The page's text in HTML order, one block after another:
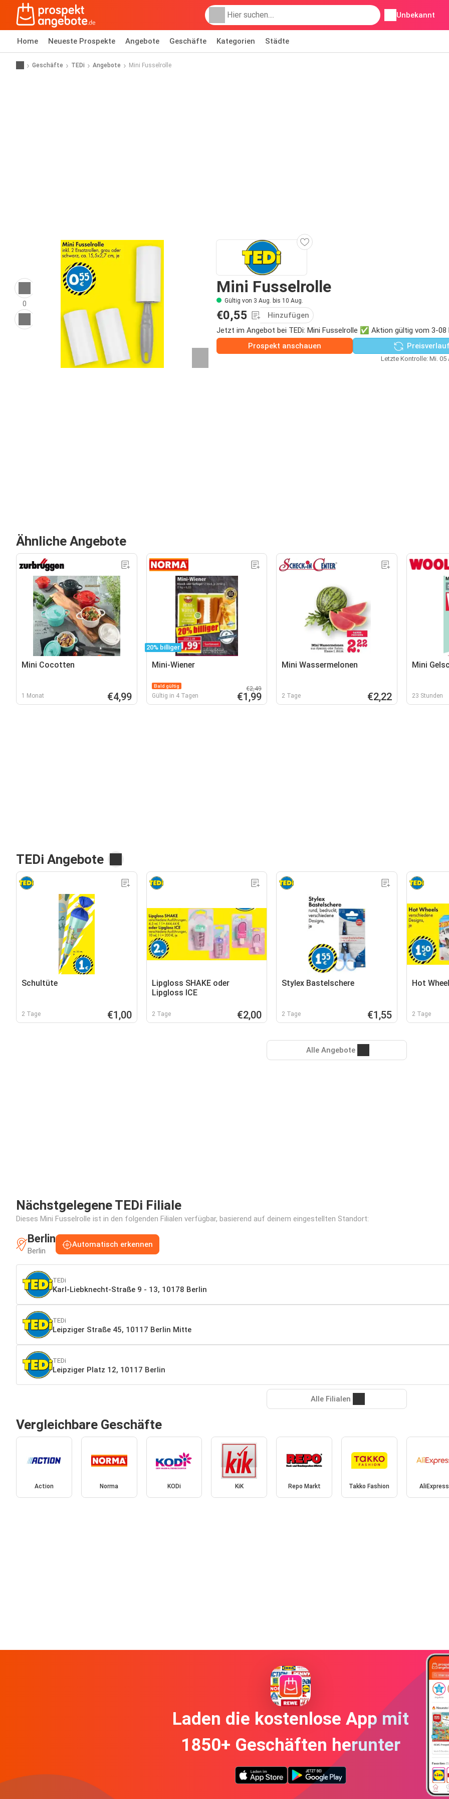
Unbekannt
Home Neueste Prospekte Angebote Geschäfte Kategorien Städte
Geschäfte TEDi Angebote Mini Fusselrolle
0
Mini Fusselrolle
Gültig von 3 Aug. bis 10 Aug.
€0,55
Hinzufügen
Jetzt im Angebot bei TEDi: Mini Fusselrolle ✅ Aktion gültig vom 3-08
Prospekt anschauen
Letzte Kontrolle: Mi. 05
Ähnliche Angebote
Mini Cocotten
1 Monat €4,99
20% billiger
Mini-Wiener
Bald gültig
Gültig in 4 Tagen
€2,49
€1,99
Mini Wassermelonen
2 Tage €2,22
Mini
23 Stunden
TEDi Angebote
Schultüte
2 Tage €1,00
Lipgloss SHAKE oder
Lipgloss ICE
2 Tage €2,00
Stylex Bastelschere
2 Tage €1,55
Hot
2 Tage
Alle Angebote
Nächstgelegene TEDi Filiale
Dieses Mini Fusselrolle ist in den folgenden Filialen verfügbar, basierend auf deinem eingestellten Standort:
Berlin
Berlin
Automatisch erkennen
TEDi
Karl-Liebknecht-Straße 9 - 13, 10178 Berlin
TEDi
Leipziger Straße 45, 10117 Berlin Mitte
TEDi
Leipziger Platz 12, 10117 Berlin
Alle Filialen
Vergleichbare Geschäfte
Action Norma KODi KiK Repo Markt Takko Fashion AliExpress
Laden die kostenlose App mit
1850+ Geschäften herunter